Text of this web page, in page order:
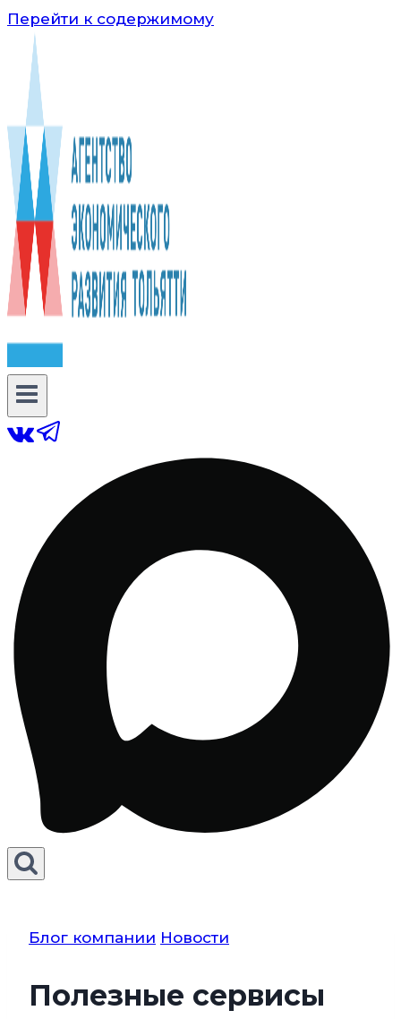
Перейти к содержимому
Блог компании Новости
Полезные сервисы